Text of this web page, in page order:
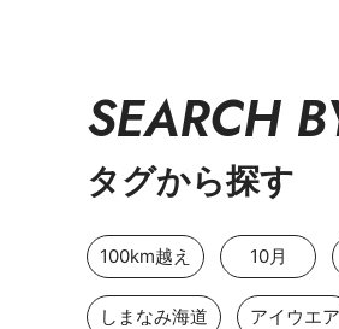
SEARCH
タグから探す
100km越え 10月
しまなみ海道 アイウエア